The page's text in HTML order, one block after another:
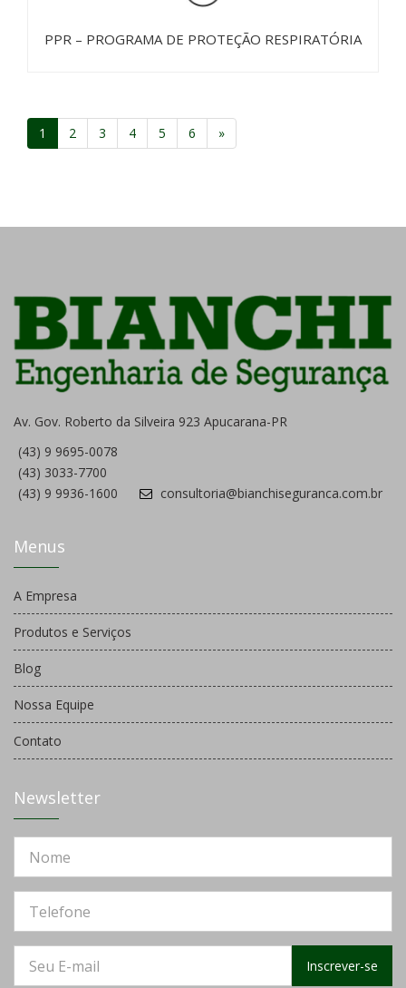
PPR – PROGRAMA DE PROTEÇÃO RESPIRATÓRIA
1 2 3 4 5 6 »
Av. Gov. Roberto da Silveira 923 Apucarana-PR
(43) 9 9695-0078
(43) 3033-7700
(43) 9 9936-1600
consultoria@bianchiseguranca.com.br
Menus
A Empresa
Produtos e Serviços
Blog
Nossa Equipe
Contato
Newsletter
Inscrever-se